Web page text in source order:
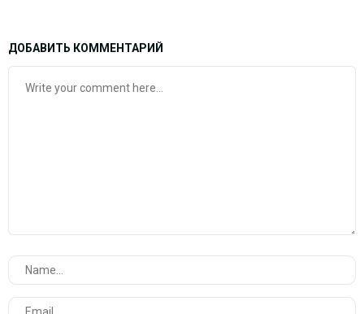
ДОБАВИТЬ КОММЕНТАРИЙ